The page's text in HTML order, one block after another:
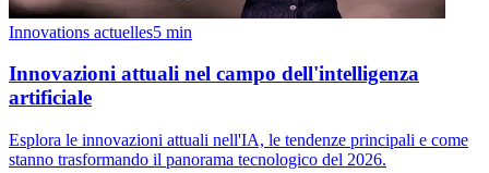
Innovations actuelles5 min
Innovazioni attuali nel campo dell'intelligenza
artificiale
Esplora le innovazioni attuali nell'IA, le tendenze principali e come
stanno trasformando il panorama tecnologico del 2026.